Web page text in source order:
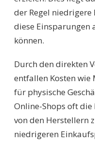
der Regel
diese Einsparungen
können.
Durch den direkten
entfallen Kosten wie
für physische
Online-Shops oft
von den Herstellern
niedrigeren